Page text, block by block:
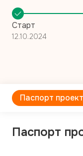
Старт
12.10.2024
Паспорт
Паспорт